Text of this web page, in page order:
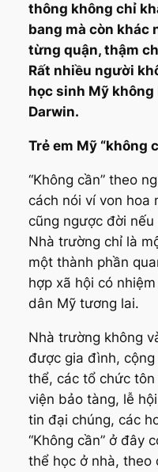
thông không chỉ
bang mà còn khác
từng quận, thậm
Rất nhiều người
học sinh Mỹ
Darwin.
Trẻ em Mỹ “không
“Không cần” theo
cách nói ví von hoa
cũng ngược đời
Nhà trường chỉ là
một thành phần
hợp xã hội có
dân Mỹ tương lai.
Nhà trường không
được gia đình,
thể, các tổ chức
viện bảo tàng, lễ
tin đại chúng, các
“Không cần” ở đây
thể học ở nhà, theo